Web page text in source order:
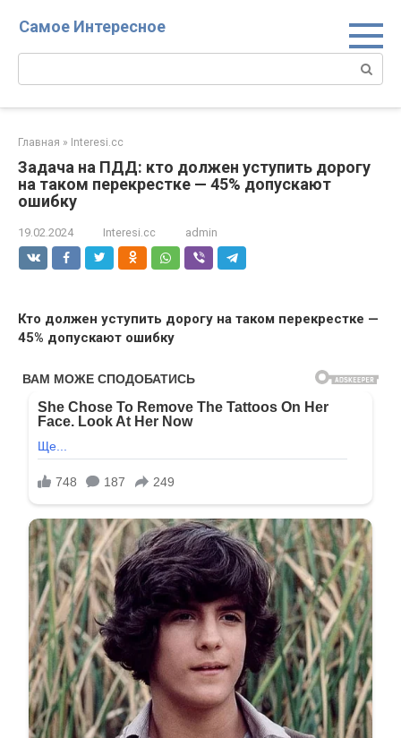
Самое Интересное
Поиск:
Главная » Interesi.cc
Задача на ПДД: кто должен уступить дорогу
на таком перекрестке — 45% допускают
ошибку
19.02.2024 Interesi.cc admin
Кто должен уступить дорогу на таком перекрестке —
45% допускают ошибку